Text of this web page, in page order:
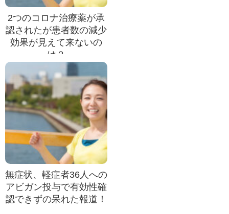
2つのコロナ治療薬が承
認されたが患者数の減少
効果が見えて来ないの
は？
無症状、軽症者36人への
アビガン投与で有効性確
認できずの呆れた報道！